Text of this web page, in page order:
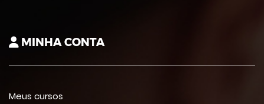
MINHA CONTA
Meus cursos